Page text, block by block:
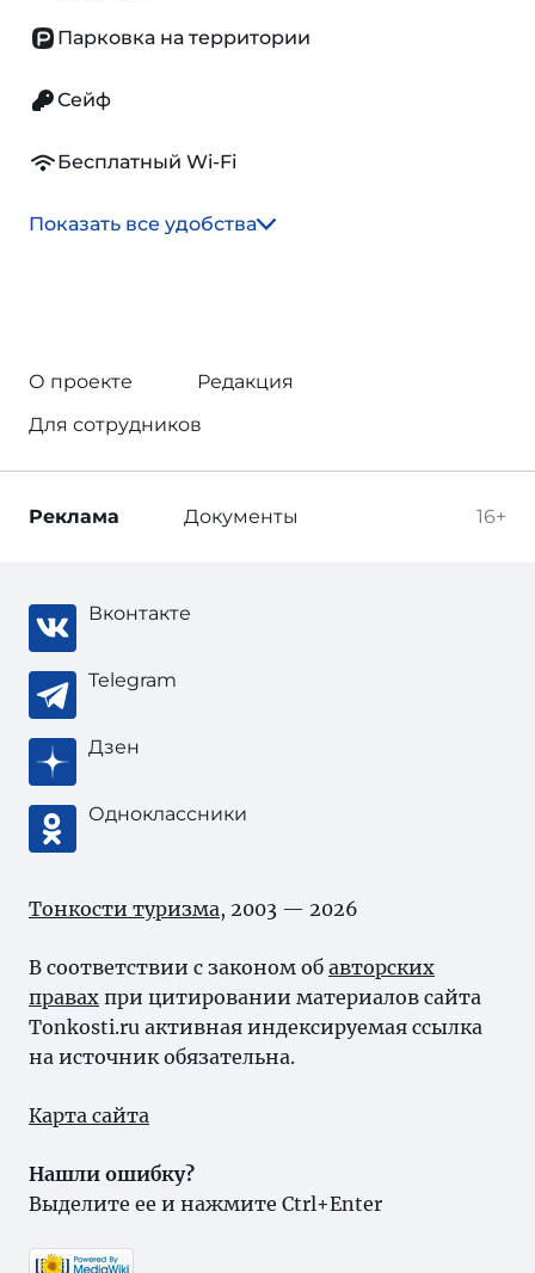
Парковка на территории
Сейф
Бесплатный Wi-Fi
Показать все удобства
О проекте
Редакция
Для сотрудников
16+
Реклама Документы
Вконтакте
Telegram
Дзен
Одноклассники
Тонкости туризма, 2003 — 2026
В соответствии с законом об авторских
правах при цитировании материалов сайта
Tonkosti.ru активная индексируемая ссылка
на источник обязательна.
Карта сайта
Нашли ошибку?
Выделите ее и нажмите Ctrl+Enter